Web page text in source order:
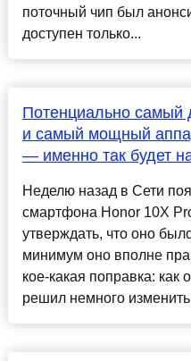
поточный чип был
доступен только...
Потенциально
и самый мощный
— именно так будет
Неделю назад в Сети
смартфона Honor 10X
утверждать, что оно
минимум оно вполне
кое-какая поправка: как
решил немного